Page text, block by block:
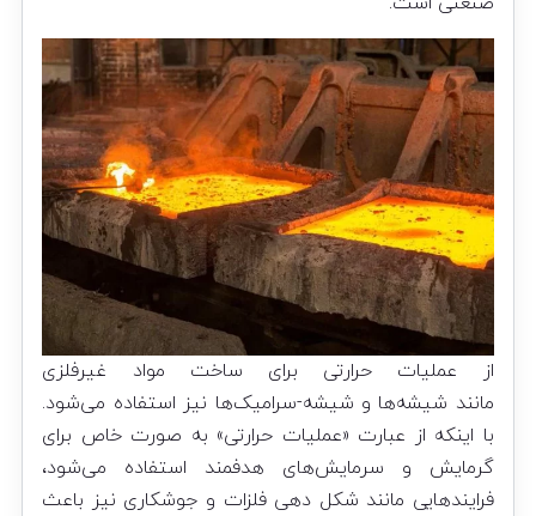
از عملیات حرارتی برای ساخت مواد غیرفلزی
مانند شیشه‌ها و شیشه-سرامیک‌ها نیز استفاده می‌شود.
با اینکه از عبارت «عملیات حرارتی» به صورت خاص برای
گرمایش و سرمایش‌های هدفمند استفاده می‌شود،
فرایندهایی مانند شکل دهی فلزات و جوشکاری نیز باعث